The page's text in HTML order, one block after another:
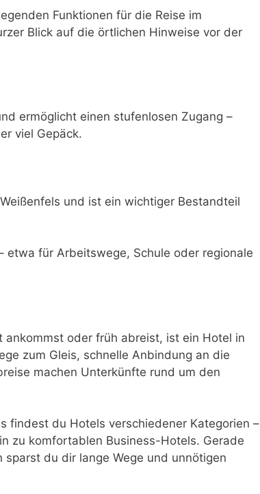
Funktionen für die Reise im
Blick auf die örtlichen Hinweise vor der
ermöglicht einen stufenlosen Zugang –
viel Gepäck.
und ist ein wichtiger Bestandteil
etwa für Arbeitswege, Schule oder regionale
ankommst oder früh abreist, ist ein Hotel in
zum Gleis, schnelle Anbindung an die
machen Unterkünfte rund um den
findest du Hotels verschiedener Kategorien –
zu komfortablen Business-Hotels. Gerade
du dir lange Wege und unnötigen